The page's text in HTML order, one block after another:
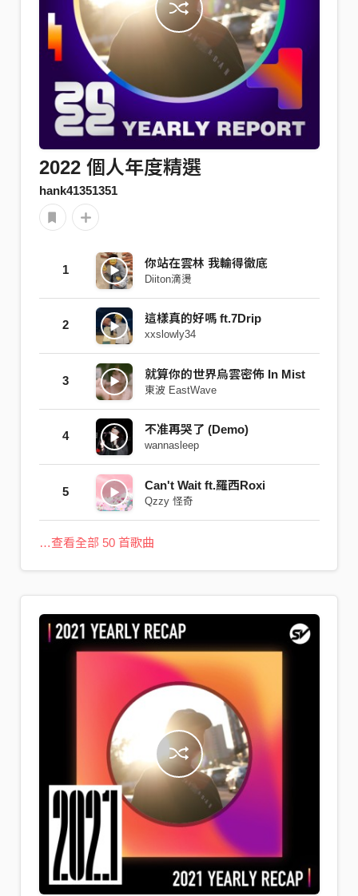
2022 個人年度精選
hank41351351
1 你站在雲林 我輸得徹底
Diiton滴燙
2 這樣真的好嗎 ft.7Drip
xxslowly34
3 就算你的世界烏雲密佈 In Mist
東波 EastWave
4 不准再哭了 (Demo)
wannasleep
5 Can't Wait ft.羅西Roxi
Qzzy 怪奇
…查看全部 50 首歌曲